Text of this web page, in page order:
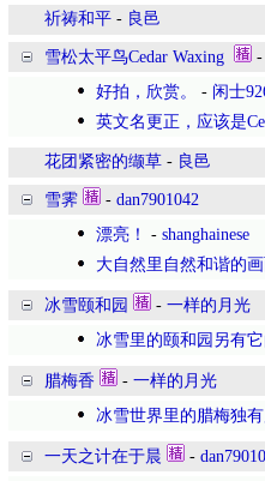
祈祷和平 - 良邑
雪松太平鸟Cedar Waxing -
好拍，欣赏。
- 闲士
英文名更正，应该是
花团紧密的缬草 - 良邑
雪霁 - dan7901042
漂亮！
- shanghainese
大自然里自然和谐的
冰雪颐和园 - 一样的月光
冰雪里的颐和园另有
腊梅香 - 一样的月光
冰雪世界里的腊梅独有
一天之计在于晨 -